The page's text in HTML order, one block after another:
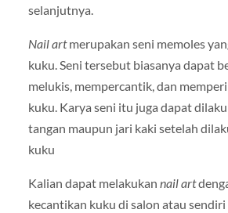
selanjutnya.
Nail artmerupakan seni memoles
kuku. Seni tersebut biasanya dapat
melukis, mempercantik, dan
kuku. Karya seni itu juga dapat
tangan maupun jari kaki setelah
kuku
Kalian dapat melakukan nail art
kecantikan kuku di salon atau